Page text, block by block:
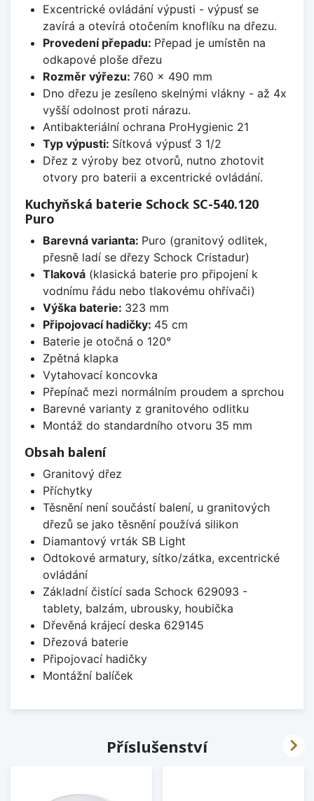
Excentrické ovládání výpusti - výpusť se
zavírá a otevírá otočením knoflíku na dřezu.
Provedení přepadu: Přepad je umístěn na
odkapové ploše dřezu
Rozměr výřezu: 760 x 490 mm
Dno dřezu je zesíleno skelnými vlákny - až 4x
vyšší odolnost proti nárazu.
Antibakteriální ochrana ProHygienic 21
Typ výpusti: Sítková výpusť 3 1/2
Dřez z výroby bez otvorů, nutno zhotovit
otvory pro baterii a excentrické ovládání.
Kuchyňská baterie Schock SC-540.120
Puro
Barevná varianta: Puro (granitový odlitek,
přesně ladí se dřezy Schock Cristadur)
Tlaková(klasická baterie pro připojení k
vodnímu řádu nebo tlakovému ohřívači)
Výška baterie: 323 mm
Připojovací hadičky: 45 cm
Baterie je otočná o 120°
Zpětná klapka
Vytahovací koncovka
Přepínač mezi normálním proudem a sprchou
Barevné varianty z granitového odlitku
Montáž do standardního otvoru 35 mm
Obsah balení
Granitový dřez
Příchytky
Těsnění není součástí balení, u granitových
dřezů se jako těsnění používá silikon
Diamantový vrták SB Light
Odtokové armatury, sítko/zátka, excentrické
ovládání
Základní čistící sada Schock 629093 -
tablety, balzám, ubrousky, houbička
Dřevěná krájecí deska 629145
Dřezová baterie
Připojovací hadičky
Montážní balíček
Příslušenství 